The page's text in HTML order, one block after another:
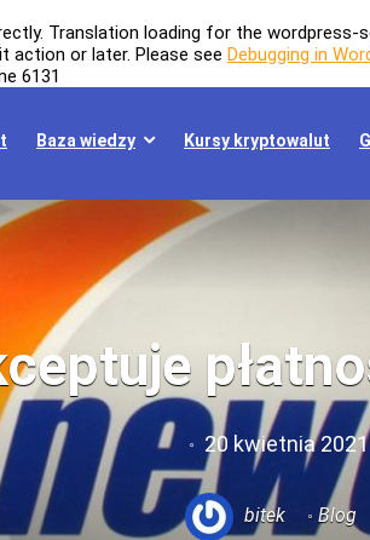
. Translation loading for the wordpress-
action or later. Please see Debugging in
6131
Baza wiedzy Kursy kryptowalut
20 kwietnia 2021
bitek Blog